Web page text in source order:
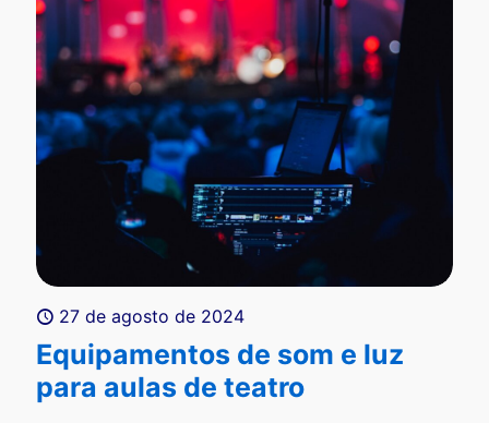
27 de agosto de 2024
Equipamentos de som e luz
para aulas de teatro